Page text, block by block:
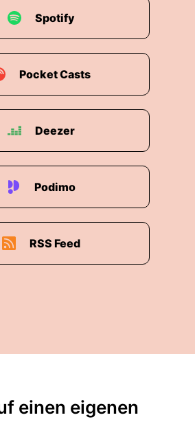
Spotify
Pocket Casts
Deezer
Podimo
RSS Feed
einen eigenen